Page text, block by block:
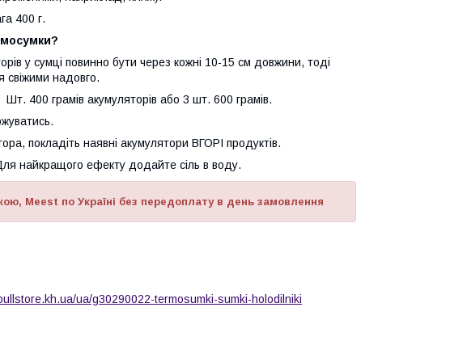
400 г.
у сумці повинно бути через кожні 10-15 см довжини, тоді
надовго.
400 грамів акумуляторів або 3 шт. 600 грамів.
покладіть наявні акумулятори ВГОРІ продуктів.
найкращого ефекту додайте сіль в воду.
Meest по Україні без передоплату в день замовлення
ua/g30290022-termosumki-sumki-holodilniki